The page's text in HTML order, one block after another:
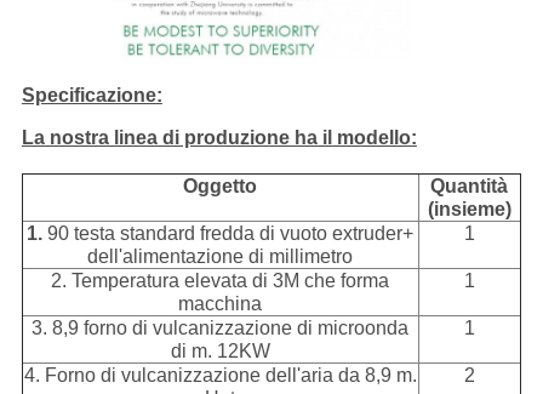
Specificazione:
La nostra linea di produzione ha il modello:
Oggetto
Quantità
(insieme)
1.90 testa standard fredda di vuoto extruder+
dell'alimentazione di millimetro
1
2. Temperatura elevata di 3M che forma
macchina
1
3. 8,9 forno di vulcanizzazione di microonda
di m. 12KW
1
4. Forno di vulcanizzazione dell'aria da 8,9 m.
2